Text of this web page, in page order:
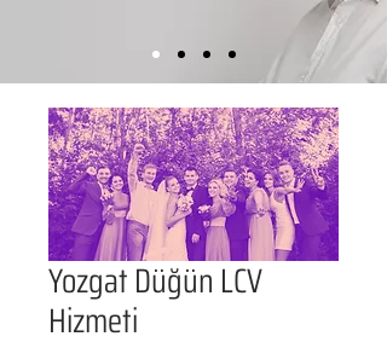
Yozgat Düğün LCV
Hizmeti